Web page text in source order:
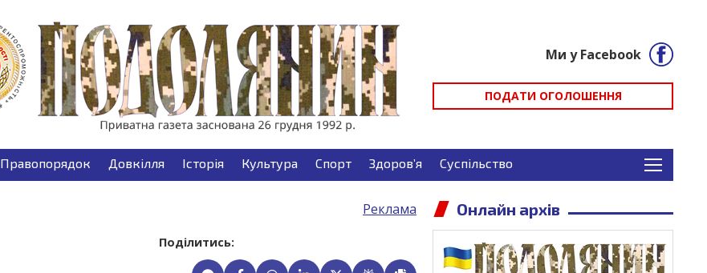
Ми у Facebook
ПОДАТИ ОГОЛОШЕННЯ
Правопорядок Довкілля Історія Культура Спорт Здоров’я Суспільство
Реклама
Поділитись:
Онлайн архів